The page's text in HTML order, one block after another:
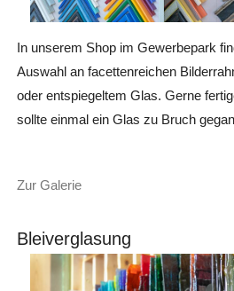
In unserem Shop im Gewerbepark
Auswahl an facettenreichen
oder entspiegeltem Glas. Gerne
sollte einmal ein Glas zu Bruch
Zur Galerie
Bleiverglasung